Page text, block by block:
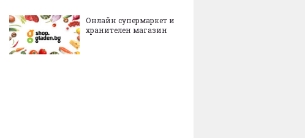
Онлайн супермаркет и
хранителен магазин